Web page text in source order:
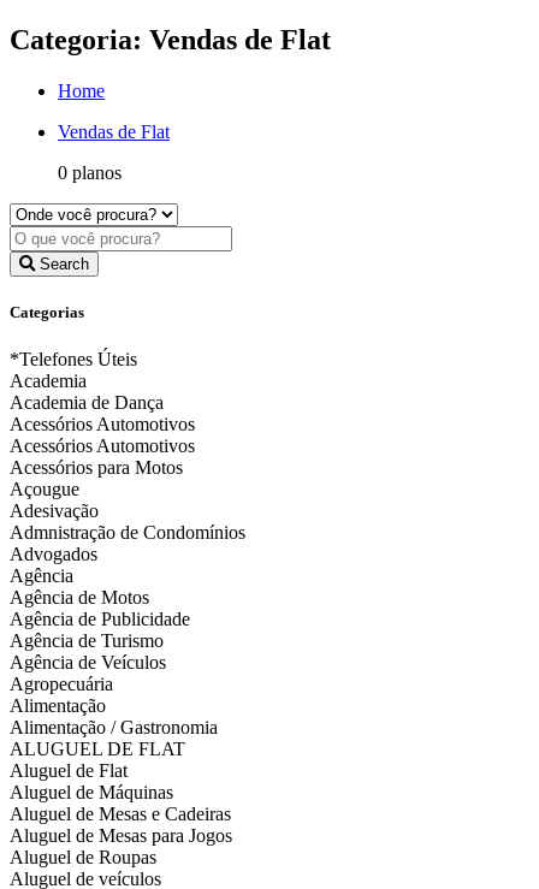
Categoria: Vendas de Flat
Home
Vendas de Flat
0 planos
Search
Categorias
*Telefones Úteis
Academia
Academia de Dança
Acessórios Automotivos
Acessórios Automotivos
Acessórios para Motos
Açougue
Adesivação
Admnistração de Condomínios
Advogados
Agência
Agência de Motos
Agência de Publicidade
Agência de Turismo
Agência de Veículos
Agropecuária
Alimentação
Alimentação / Gastronomia
ALUGUEL DE FLAT
Aluguel de Flat
Aluguel de Máquinas
Aluguel de Mesas e Cadeiras
Aluguel de Mesas para Jogos
Aluguel de Roupas
Aluguel de veículos